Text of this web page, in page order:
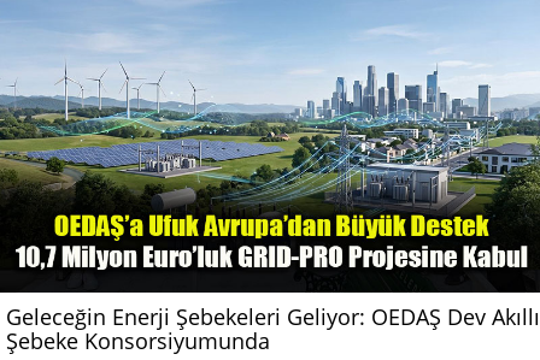
Geleceğin Enerji Şebekeleri Geliyor: OEDAŞ Dev Akıllı
Şebeke Konsorsiyumunda